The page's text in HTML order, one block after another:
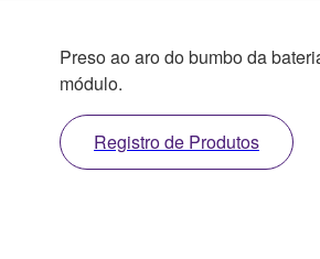
Preso ao aro do bumbo da
módulo.
Registro de Produtos